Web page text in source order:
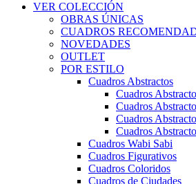
VER COLECCIÓN
OBRAS ÚNICAS
CUADROS
NOVEDADES
OUTLET
POR ESTILO
Cuadros Abstractos
Cuadros
Cuadros
Cuadros
Cuadros
Cuadros Wabi Sabi
Cuadros Figurativos
Cuadros Coloridos
Cuadros de Ciudades